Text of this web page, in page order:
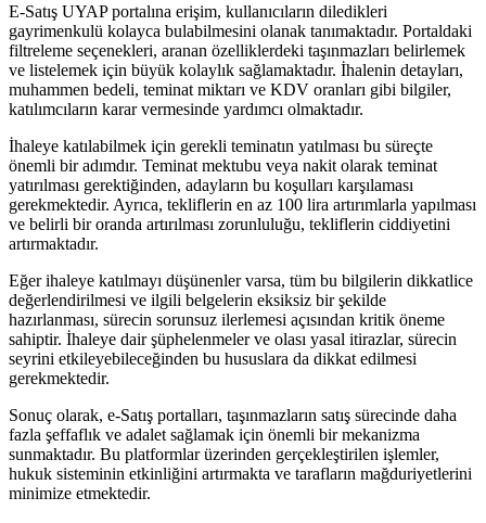
E-Satış UYAP portalına erişim, kullanıcıların diledikleri
gayrimenkulü kolayca bulabilmesini olanak tanımaktadır. Portaldaki
filtreleme seçenekleri, aranan özelliklerdeki taşınmazları belirlemek⁢
ve‌ listelemek için ​büyük kolaylık sağlamaktadır. İhalenin detayları,
muhammen bedeli, teminat⁤ miktarı ve KDV oranları gibi bilgiler,
katılımcıların karar vermesinde yardımcı olmaktadır.
İhaleye katılabilmek için gerekli teminatın yatılması bu süreçte
önemli bir adımdır. Teminat mektubu veya nakit⁢ olarak teminat
yatırılması gerektiğinden, adayların bu koşulları karşılaması
gerekmektedir. Ayrıca, tekliflerin​ en az 100 lira artırımlarla​ yapılması
ve belirli ⁤bir oranda artırılması zorunluluğu, tekliflerin ciddiyetini
artırmaktadır.
Eğer ​ihaleye katılmayı düşünenler varsa, tüm bu bilgilerin dikkatlice
değerlendirilmesi ve ilgili belgelerin eksiksiz bir şekilde⁢
hazırlanması, sürecin sorunsuz ilerlemesi açısından kritik⁢ öneme
sahiptir. İhaleye dair şüphelenmeler ve olası yasal itirazlar, sürecin
seyrini etkileyebileceğinden bu hususlara da dikkat edilmesi
⁤gerekmektedir.
Sonuç olarak, e-Satış portalları, taşınmazların satış sürecinde daha
fazla şeffaflık ⁢ve adalet sağlamak için önemli bir mekanizma
sunmaktadır. Bu⁤ platformlar üzerinden‍ gerçekleştirilen işlemler,
hukuk sisteminin‍ etkinliğini artırmakta ⁢ve tarafların mağduriyetlerini
minimize etmektedir.